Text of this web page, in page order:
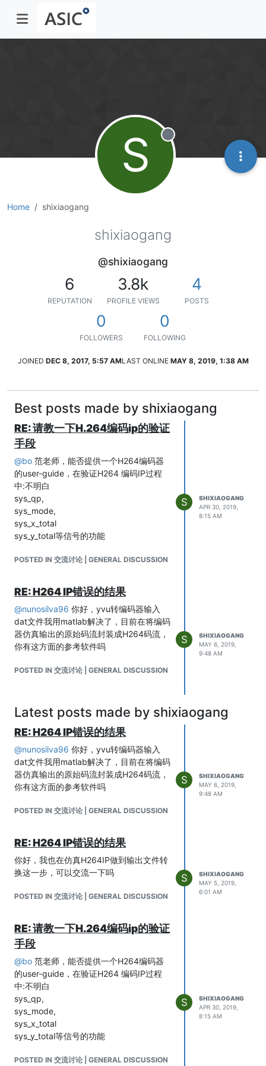
Home shixiaogang
S Offline
shixiaogang
@shixiaogang
6
REPUTATION
3.8k
PROFILE VIEWS
4
POSTS
0
FOLLOWERS
0
FOLLOWING
JOINED DEC 8, 2017, 5:57 AMLAST ONLINE MAY 8, 2019, 1:38 AM
Best posts made by shixiaogang
RE: 请教一下H.264编码ip的验证
手段
@bo 范老师，能否提供一个H264编码器
的user-guide，在验证H264 编码IP过程
中:不明白
sys_qp,
sys_mode,
sys_x_total
sys_y_total等信号的功能
POSTED IN 交流讨论 | GENERAL DISCUSSION
S
SHIXIAOGANG
APR 30, 2019,
8:15 AM
RE: H264 IP错误的结果
@nunosilva96 你好，yvu转编码器输入
dat文件我用matlab解决了，目前在将编码
器仿真输出的原始码流封装成H264码流，
你有这方面的参考软件吗
POSTED IN 交流讨论 | GENERAL DISCUSSION
S
SHIXIAOGANG
MAY 6, 2019,
9:48 AM
Latest posts made by shixiaogang
RE: H264 IP错误的结果
@nunosilva96 你好，yvu转编码器输入
dat文件我用matlab解决了，目前在将编码
器仿真输出的原始码流封装成H264码流，
你有这方面的参考软件吗
POSTED IN 交流讨论 | GENERAL DISCUSSION
S
SHIXIAOGANG
MAY 6, 2019,
9:48 AM
RE: H264 IP错误的结果
你好，我也在仿真H264IP做到输出文件转
换这一步，可以交流一下吗
POSTED IN 交流讨论 | GENERAL DISCUSSION
S
SHIXIAOGANG
MAY 5, 2019,
6:01 AM
RE: 请教一下H.264编码ip的验证
手段
@bo 范老师，能否提供一个H264编码器
的user-guide，在验证H264 编码IP过程
中:不明白
sys_qp,
sys_mode,
sys_x_total
sys_y_total等信号的功能
POSTED IN 交流讨论 | GENERAL DISCUSSION
S
SHIXIAOGANG
APR 30, 2019,
8:15 AM